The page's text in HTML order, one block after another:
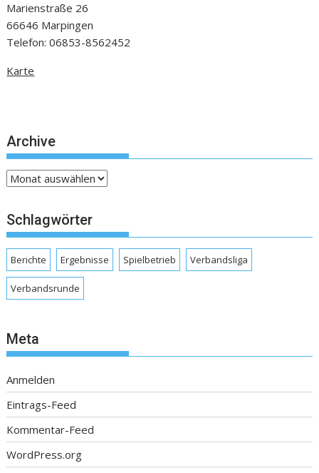
Marienstraße 26
66646 Marpingen
Telefon: 06853-8562452
Karte
Archive
Archive
Schlagwörter
Berichte Ergebnisse Spielbetrieb Verbandsliga
Verbandsrunde
Meta
Anmelden
Eintrags-Feed
Kommentar-Feed
WordPress.org